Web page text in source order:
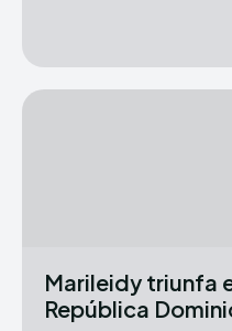
Marileidy triunfa
República